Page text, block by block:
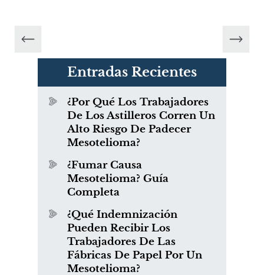
Entradas Recientes
¿Por Qué Los Trabajadores
De Los Astilleros Corren Un
Alto Riesgo De Padecer
Mesotelioma?
¿Fumar Causa
Mesotelioma? Guía
Completa
¿Qué Indemnización
Pueden Recibir Los
Trabajadores De Las
Fábricas De Papel Por Un
Mesotelioma?